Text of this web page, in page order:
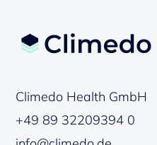
Climedo Health GmbH
+49 89 32209394 0